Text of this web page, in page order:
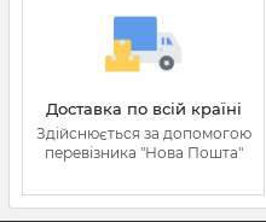
Доставка по всій країні
Здійснюється за допомогою
перевізника "Нова Пошта"